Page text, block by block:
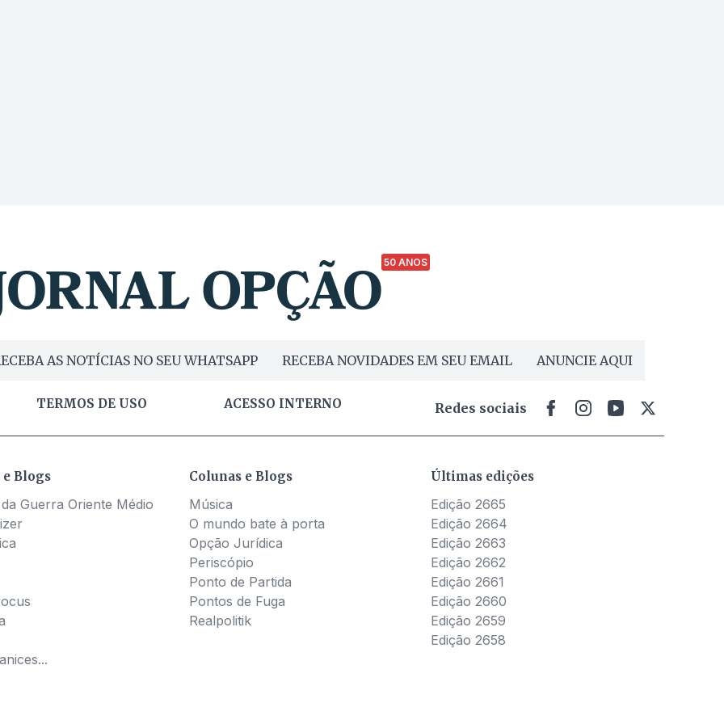
50 ANOS
AS NOTÍCIAS NO SEU WHATSAPP RECEBA NOVIDADES EM SEU EMAIL ANUNCIE AQUI
TERMOS DE USO ACESSO INTERNO Redes sociais
e Blogs
Guerra Oriente Médio
Colunas e Blogs
Música
O mundo bate à porta
Opção Jurídica
Periscópio
Ponto de Partida
Pontos de Fuga
Realpolitik
Últimas edições
Edição 2665
Edição 2664
Edição 2663
Edição 2662
Edição 2661
Edição 2660
Edição 2659
Edição 2658